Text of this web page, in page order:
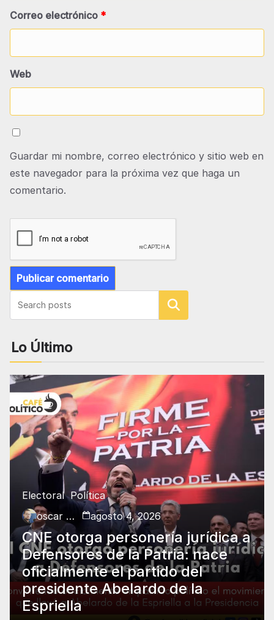
Correo electrónico *
Web
Guardar mi nombre, correo electrónico y sitio web en
este navegador para la próxima vez que haga un
comentario.
Buscar
Lo Último
Electoral Política
oscar charry
agosto 4, 2026
CNE otorga personería jurídica a
Defensores de la Patria: nace
oficialmente el partido del
presidente Abelardo de la
Espriella